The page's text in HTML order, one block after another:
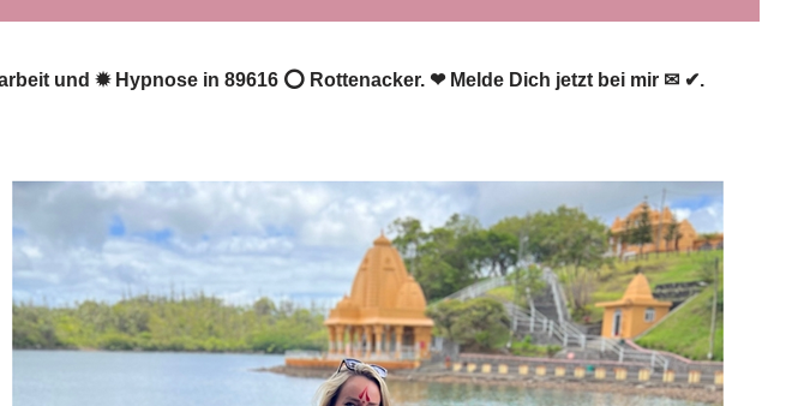
und ✹ Hypnose in 89616 ⭕ Rottenacker. ❤ Melde Dich jetzt bei mir ✉ ✔.